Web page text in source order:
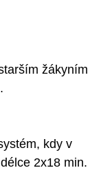
žákyním
kdy v
2x18 min.